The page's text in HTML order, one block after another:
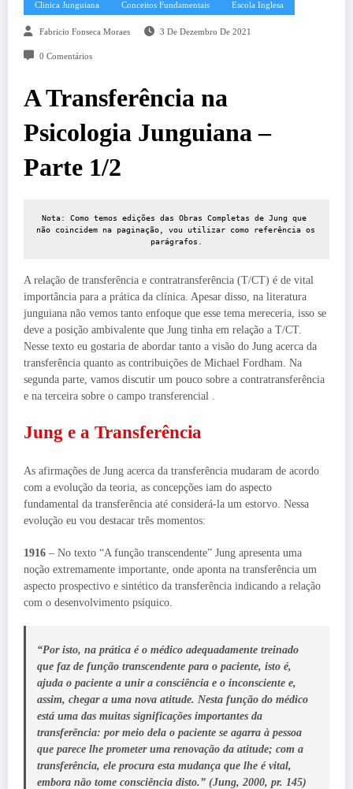
Clinica Junguiana Conceitos Fundamentais Escola Inglesa
Fabricio Fonseca Moraes 3 De Dezembro De 2021
0 Comentários
A Transferência na
Psicologia Junguiana –
Parte 1/2
Nota: Como temos edições das Obras Completas de Jung que
não coincidem na paginação, vou utilizar como referência os
parágrafos.
A relação de transferência e contratransferência (T/CT) é de vital
importância para a prática da clínica. Apesar disso, na literatura
junguiana não vemos tanto enfoque que esse tema mereceria, isso se
deve a posição ambivalente que Jung tinha em relação a T/CT.
Nesse texto eu gostaria de abordar tanto a visão do Jung acerca da
transferência quanto as contribuições de Michael Fordham. Na
segunda parte, vamos discutir um pouco sobre a contratransferência
e na terceira sobre o campo transferencial .
Jung e a Transferência
As afirmações de Jung acerca da transferência mudaram de acordo
com a evolução da teoria, as concepções iam do aspecto
fundamental da transferência até considerá-la um estorvo. Nessa
evolução eu vou destacar três momentos:
1916 – No texto “A função transcendente” Jung apresenta uma
noção extremamente importante, onde aponta na transferência um
aspecto prospectivo e sintético da transferência indicando a relação
com o desenvolvimento psíquico.
“Por isto, na prática é o médico adequadamente treinado
que faz de função transcendente para o paciente, isto é,
ajuda o paciente a unir a consciência e o inconsciente e,
assim, chegar a uma nova atitude. Nesta função do médico
está uma das muitas significações importantes da
transferência: por meio dela o paciente se agarra à pessoa
que parece lhe prometer uma renovação da atitude; com a
transferência, ele procura esta mudança que lhe é vital,
embora não tome consciência disto.” (Jung, 2000, pr. 145)